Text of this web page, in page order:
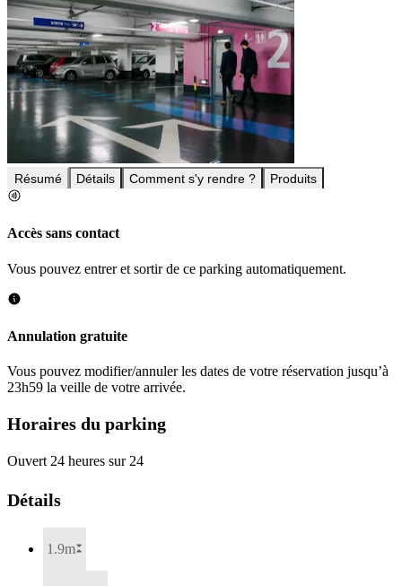
Résumé Détails Comment s'y rendre ? Produits
Accès sans contact
Vous pouvez entrer et sortir de ce parking automatiquement.
Annulation gratuite
Vous pouvez modifier/annuler les dates de votre réservation jusqu’à
23h59 la veille de votre arrivée.
Horaires du parking
Ouvert 24 heures sur 24
Détails
1.9m